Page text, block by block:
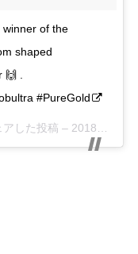
winner of the
shaped
🙌 .
#PureGold
アした投稿 – 2018年 5月月6日午後5時37分PDT